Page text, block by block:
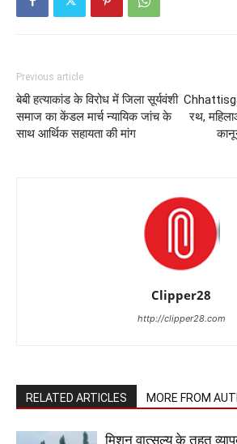
Previous article
बेबी हत्याकांड के विरोध में जिला सूर्यवंशी
समाज का केंडल मार्च न्यायिक जांच के
साथ आर्थिक सहायता की मांग
रथ,
Clipper28
http://clipper28.com
RELATED ARTICLES MORE FROM
मिशन वात्सल्य के तहत